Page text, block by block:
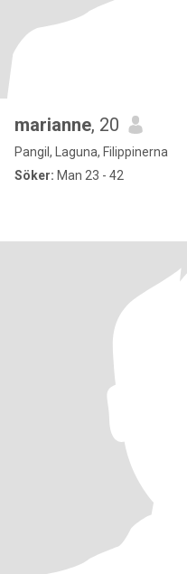
marianne, 20
Pangil, Laguna, Filippinerna
Söker: Man 23 - 42